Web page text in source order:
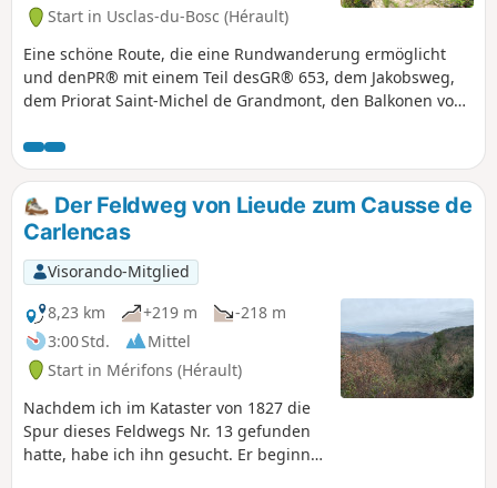
Start in Usclas-du-Bosc (Hérault)
Eine schöne Route, die eine Rundwanderung ermöglicht
und denPR® mit einem Teil desGR® 653, dem Jakobsweg,
dem Priorat Saint-Michel de Grandmont, den Balkonen von
Soumont und Usclas-du-Bosc verbindet.
Der Feldweg von Lieude zum Causse de
Carlencas
Visorando-Mitglied
8,23 km
+219 m
-218 m
3:00 Std.
Mittel
Start in Mérifons (Hérault)
Nachdem ich im Kataster von 1827 die
Spur dieses Feldwegs Nr. 13 gefunden
hatte, habe ich ihn gesucht. Er beginnt